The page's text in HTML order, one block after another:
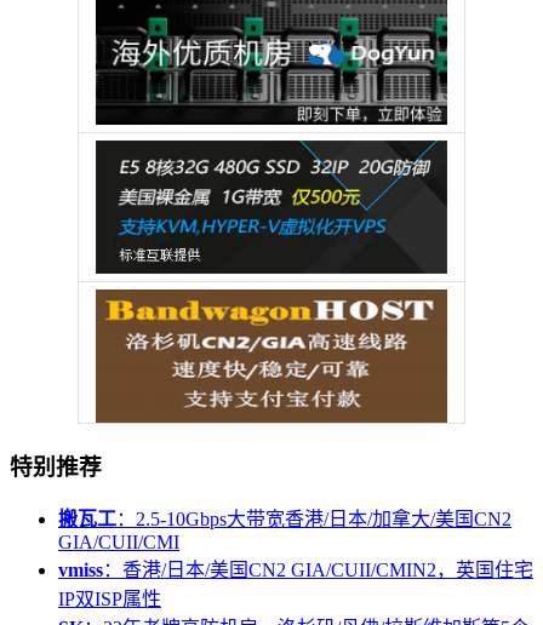
特别推荐
搬瓦工：2.5-10Gbps大带宽香港/日本/加拿大/美国CN2
GIA/CUII/CMI
vmiss：香港/日本/美国CN2 GIA/CUII/CMIN2，英国住宅
IP双ISP属性